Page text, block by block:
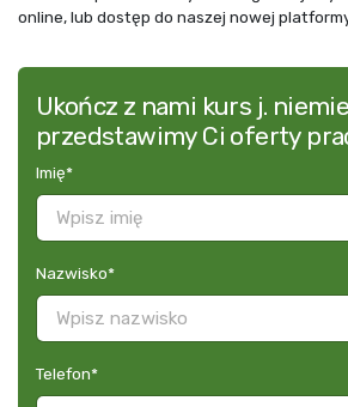
online, lub dostęp do naszej nowej
Ukończ z nami kurs j.
przedstawimy Ci oferty
Imię*
Nazwisko*
Telefon*